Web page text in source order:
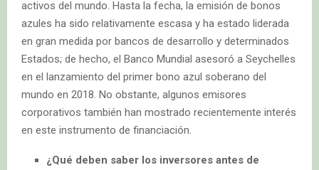
activos del mundo. Hasta la fecha, la emisión de bonos
azules ha sido relativamente escasa y ha estado liderada
en gran medida por bancos de desarrollo y determinados
Estados; de hecho, el Banco Mundial asesoró a Seychelles
en el lanzamiento del primer bono azul soberano del
mundo en 2018. No obstante, algunos emisores
corporativos también han mostrado recientemente interés
en este instrumento de financiación.
¿Qué deben saber los inversores antes de